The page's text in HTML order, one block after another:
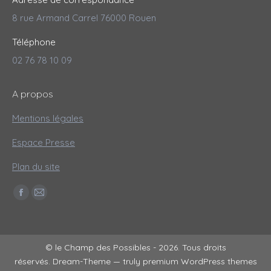
8 rue Armand Carrel 76000 Rouen
Téléphone
02 76 78 10 09
A propos
Mentions légales
Espace Presse
Plan du site
Trouvez nous sur :
Facebook
new
Mail
new
© le Champ des Possibles - 2026. Tous droits
réservés. Dream-Theme — truly premium WordPress themes